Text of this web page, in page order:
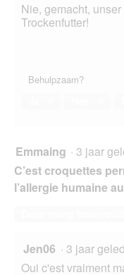
Nie, gemacht,
Trockenfutter!
Behulpzaam?
Emmaing · 3 jaar
C’est croquettes
l’allergie humaine
Jen06 · 3 jaar
Oui c'est vraiment